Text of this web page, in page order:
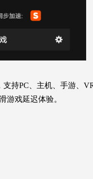
持PC、主机、手游、
游戏延迟体验。